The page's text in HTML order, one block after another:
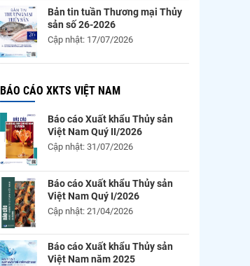
Bản tin tuần Thương mại Thủy
sản số 26-2026
Cập nhật: 17/07/2026
BÁO CÁO XKTS VIỆT NAM
Báo cáo Xuất khẩu Thủy sản
Việt Nam Quý II/2026
Cập nhật: 31/07/2026
Báo cáo Xuất khẩu Thủy sản
Việt Nam Quý I/2026
Cập nhật: 21/04/2026
Báo cáo Xuất khẩu Thủy sản
Việt Nam năm 2025